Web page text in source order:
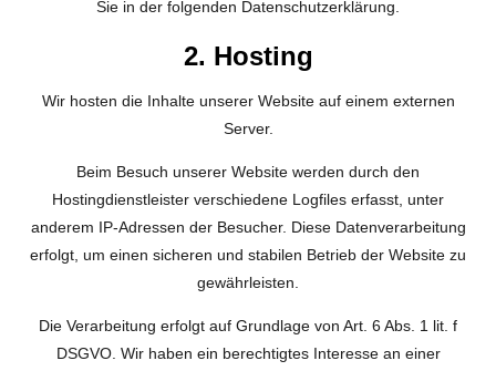
Sie in der folgenden Datenschutzerklärung.
2. Hosting
Wir hosten die Inhalte unserer Website auf einem externen
Server.
Beim Besuch unserer Website werden durch den
Hostingdienstleister verschiedene Logfiles erfasst, unter
anderem IP-Adressen der Besucher. Diese Datenverarbeitung
erfolgt, um einen sicheren und stabilen Betrieb der Website zu
gewährleisten.
Die Verarbeitung erfolgt auf Grundlage von Art. 6 Abs. 1 lit. f
DSGVO. Wir haben ein berechtigtes Interesse an einer